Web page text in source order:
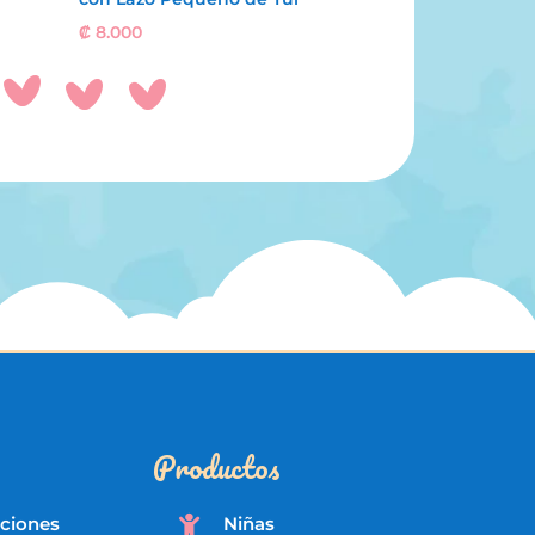
₡ 8.000
Productos
 Niñas